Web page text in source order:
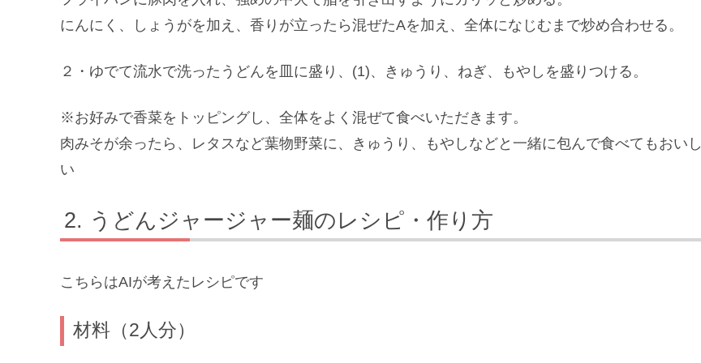
にんにく、しょうがを加え、香りが立ったら混ぜたAを加え、全体になじむまで炒め合わせる。
２・ゆでて流水で洗ったうどんを皿に盛り、(1)、きゅうり、ねぎ、もやしを盛りつける。
※お好みで香菜をトッピングし、全体をよく混ぜて食べいただきます。
肉みそが余ったら、レタスなど葉物野菜に、きゅうり、もやしなどと一緒に包んで食べてもおいし
い
うどんジャージャー麺のレシピ・作り方
こちらはAIが考えたレシピです
材料（2人分）